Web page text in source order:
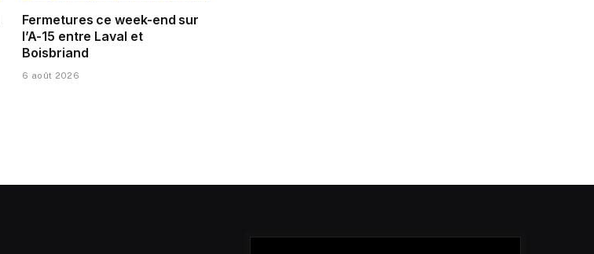
Fermetures ce week-end sur
l’A-15 entre Laval et
Boisbriand
6 août 2026